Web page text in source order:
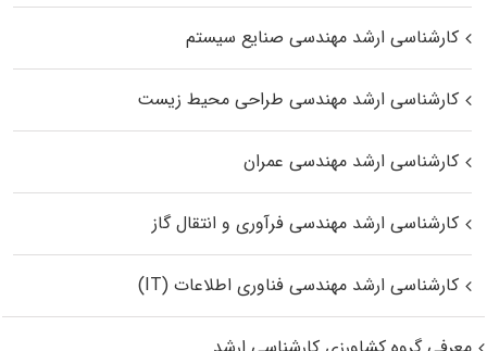
کارشناسی ارشد مهندسی صنایع سیستم
کارشناسی ارشد مهندسی طراحی محیط زیست
کارشناسی ارشد مهندسی عمران
کارشناسی ارشد مهندسی فرآوری و انتقال گاز
کارشناسی ارشد مهندسی فناوری اطلاعات (IT)